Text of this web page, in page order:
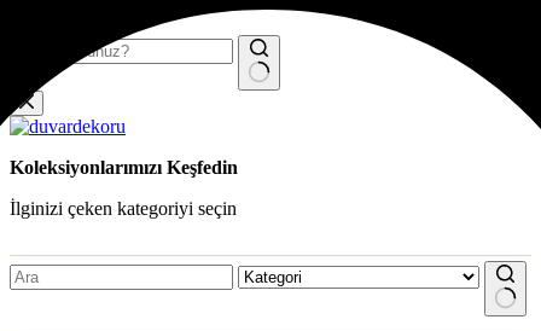
No results
Koleksiyonlarımızı Keşfedin
İlginizi çeken kategoriyi seçin